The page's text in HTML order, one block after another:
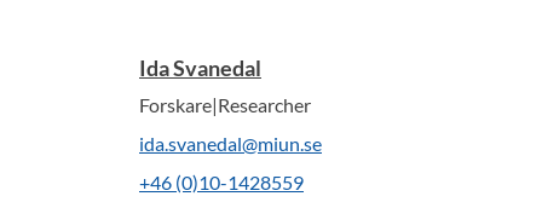
Ida Svanedal
Forskare|Researcher
ida.svanedal@miun.se
+46 (0)10-1428559